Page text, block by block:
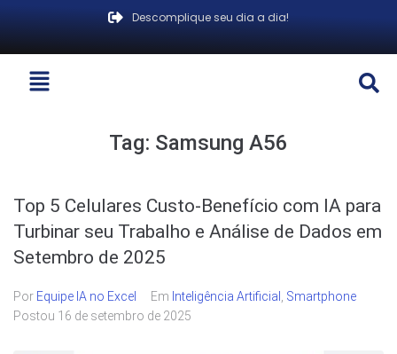
Descomplique seu dia a dia!
Tag: Samsung A56
Top 5 Celulares Custo-Benefício com IA para
Turbinar seu Trabalho e Análise de Dados em
Setembro de 2025
Por Equipe IA no Excel Em Inteligência Artificial , Smartphone
Postou 16 de setembro de 2025